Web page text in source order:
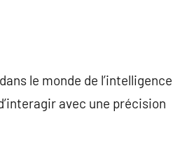
le monde de l’intelligence
avec une précision